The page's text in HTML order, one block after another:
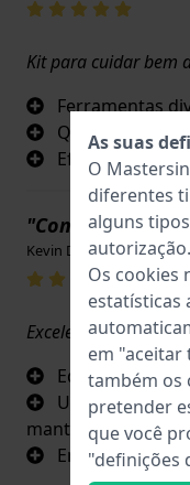
Kit para cuidar bem
Ferramentas
Qualidade
Eficaz
"Completo "
Kevin D’Haeselaer · 17
Excelente
Equipado com
Um bom
manter os seus
Em estojo
As suas
O
diferentes
alguns
autorização.
Os cookies
estatísticas
em "aceitar
também os
pretender
que você
"definições